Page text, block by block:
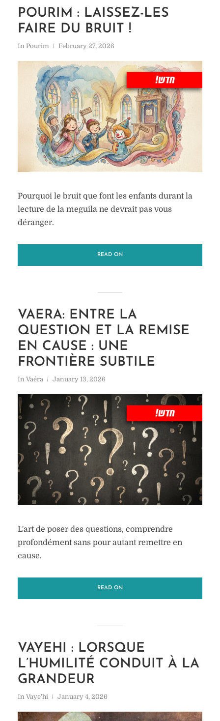
POURIM : LAISSEZ-LES
FAIRE DU BRUIT !
In Pourim February 27, 2026
Pourquoi le bruit que font les enfants durant la
lecture de la meguila ne devrait pas vous
déranger.
READ ON
VAERA: ENTRE LA
QUESTION ET LA REMISE
EN CAUSE : UNE
FRONTIÈRE SUBTILE
In Vaéra January 13, 2026
L'art de poser des questions, comprendre
profondément sans pour autant remettre en
cause.
READ ON
VAYEHI : LORSQUE
L’HUMILITÉ CONDUIT À LA
GRANDEUR
In Vaye'hi January 4, 2026